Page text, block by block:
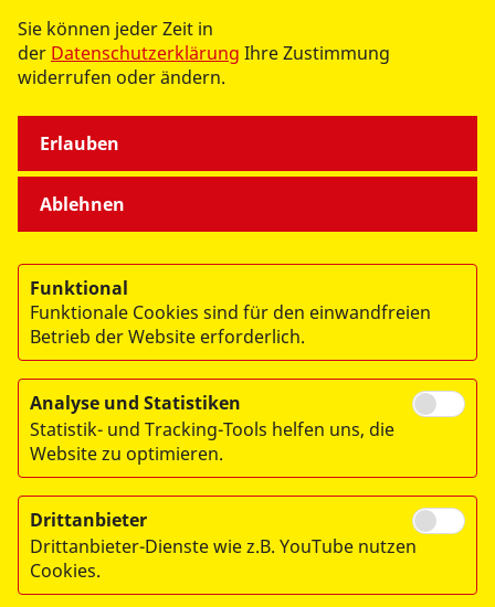
Aus Gründen der besseren Lesbarkeit wird auf unserer
Website auf die gleichzeitige Nennung männlicher,
weiblicher und diverser Sprachformen verzichtet.
Selbstverständlich beziehen sich alle
Personenbezeichnungen gleichermaßen auf alle
Geschlechter (m/w/d).
© 2026 ASB-Schulen Bayern gGmbH
Impressum
Datenschutz
AGB
Widerrufsbelehrung
Barrierefreiheitserklärung
Sie können jeder Zeit in
der Datenschutzerklärung Ihre Zustimmung
widerrufen oder ändern.
Ablehnen
Erlauben
Funktional
Funktionale Cookies sind für den einwandfreien
Betrieb der Website erforderlich.
Analyse und Statistiken
Statistik- und Tracking-Tools helfen uns, die
Website zu optimieren.
Drittanbieter
Drittanbieter-Dienste wie z.B. YouTube nutzen
Cookies.